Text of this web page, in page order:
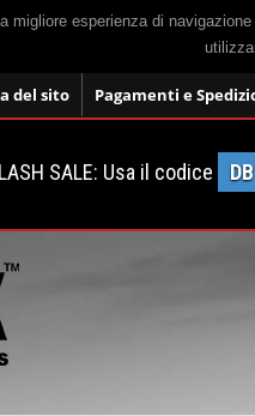
migliore esperienza di
del sito Pagamenti e
SALE: Usa il codice